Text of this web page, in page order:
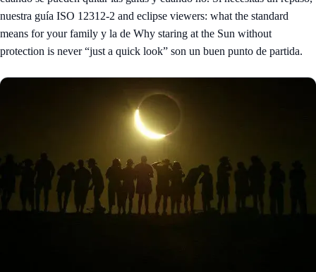
nuestra guía ISO 12312-2 and eclipse viewers: what the standard
means for your family y la de Why staring at the Sun without
protection is never “just a quick look” son un buen punto de partida.